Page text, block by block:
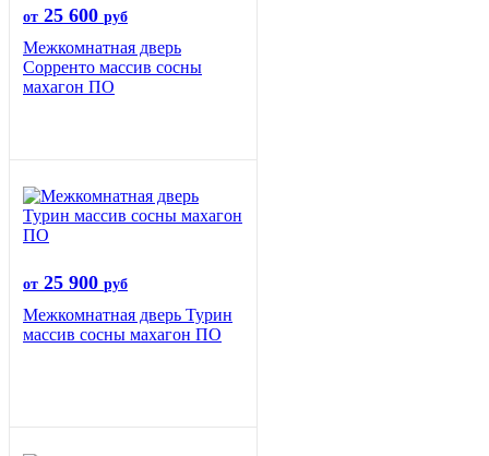
от 25 600 руб
Межкомнатная дверь
Сорренто массив сосны
махагон ПО
от 25 900 руб
Межкомнатная дверь Турин
массив сосны махагон ПО